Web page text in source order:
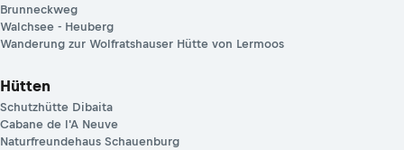
Brunneckweg
Walchsee - Heuberg
Wanderung zur Wolfratshauser Hütte von Lermoos
Hütten
Schutzhütte Dibaita
Cabane de l'A Neuve
Naturfreundehaus Schauenburg